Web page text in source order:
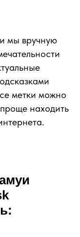
мы вручную
метки можно
находить